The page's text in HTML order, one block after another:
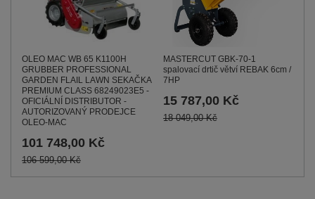
OLEO MAC WB 65 K1100H
GRUBBER PROFESSIONAL
GARDEN FLAIL LAWN SEKAČKA
PREMIUM CLASS 68249023E5 -
OFICIÁLNÍ DISTRIBUTOR -
AUTORIZOVANÝ PRODEJCE
OLEO-MAC
101 748,00 Kč
106 599,00 Kč
MASTERCUT GBK-70-1
spalovací drtič větví REBAK 6cm /
7HP
15 787,00 Kč
18 049,00 Kč